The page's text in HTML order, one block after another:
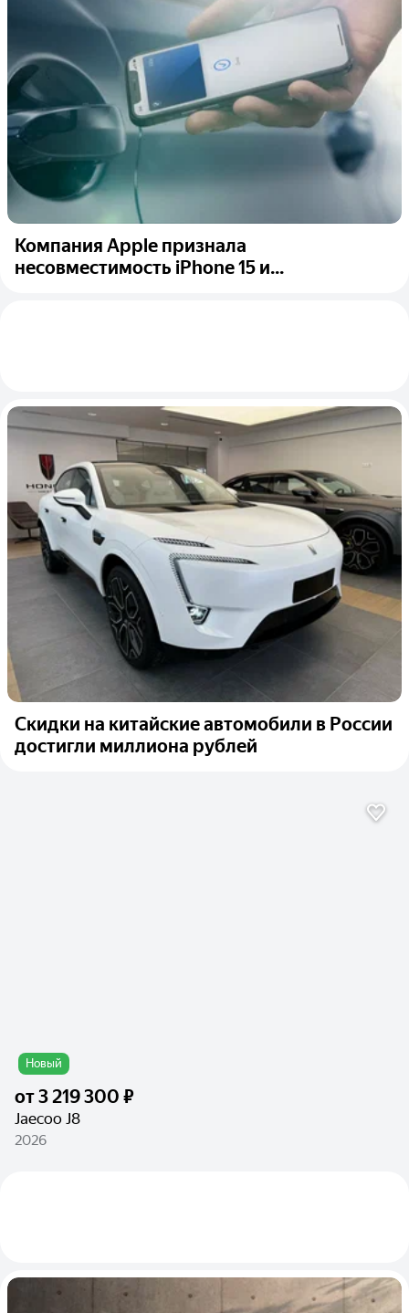
Компания Apple признала
несовместимость iPhone 15 и...
Скидки на китайские автомобили в России
достигли миллиона рублей
Новый
от3 219 300 ₽
Jaecoo J8
2026